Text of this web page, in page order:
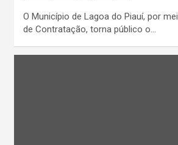
O Município de Lagoa do Piauí, por
de Contratação, torna público o…